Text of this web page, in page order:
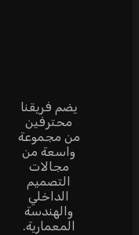
يضم فريقنا
محترفين
من مجموعة
واسعة من
مجالات
التصميم
الداخلي
والهندسة
المعمارية.